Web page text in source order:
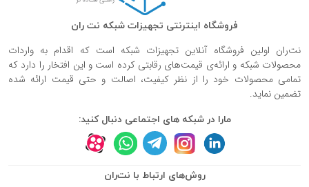
فروشگاه اینترنتی تجهیزات شبکه نت ران
نت‌ران اولین فروشگاه آنلاین تجهیزات شبکه است که اقدام به واردات
محصولات شبکه و ارائه‌ی قیمت‌های رقابتی کرده است و این افتخار را دارد که
تمامی محصولات خود را از نظر کیفیت، اصالت و حتی قیمت ارائه شده
تضمین نماید.
مارا در شبکه های اجتماعی دنبال کنید:
روش‌های ارتباط با نت‌ران